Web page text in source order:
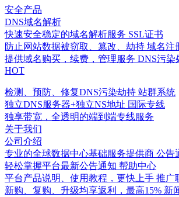
安全产品
DNS域名解析
快速安全稳定的域名解析服务 SSL证书
防止网站数据被窃取、篡改、劫持 域名注
提供域名购买，续费，管理服务 DNS污染
HOT
检测、预防、修复DNS污染劫持 站群系统
独立DNS服务器+独立NS地址 国际专线
独享带宽，全透明的端到端专线服务
关于我们
公司介绍
专业的全球数据中心基础服务提供商 公告
轻松掌握平台最新公告通知 帮助中心
平台产品说明、使用教程，更快上手 推广
新购、复购、升级均享返利，最高15% 新